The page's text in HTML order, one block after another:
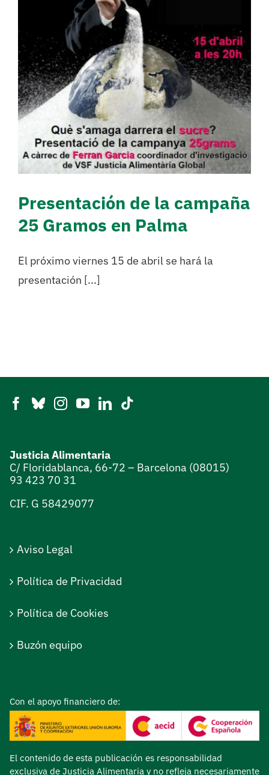
Presentación de la
campaña 25 Gramos en
Palma
Sin categorizar
Presentación de la campaña
25 Gramos en Palma
El próximo viernes 15 de abril se hará la
presentación [...]
Justicia Alimentaria
C/ Floridablanca, 66-72 – Barcelona (08015)
93 423 70 31
CIF. G 58429077
Aviso Legal
Política de Privacidad
Política de Cookies
Buzón equipo
Con el apoyo financiero de:
El contenido de esta publicación es responsabilidad
exclusiva de Justicia Alimentaria y no refleja necesariamente